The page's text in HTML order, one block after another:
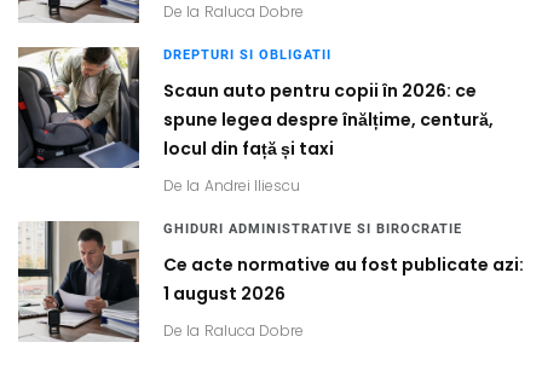
De la Raluca Dobre
DREPTURI SI OBLIGATII
Scaun auto pentru copii în 2026: ce
spune legea despre înălțime, centură,
locul din față și taxi
De la Andrei Iliescu
GHIDURI ADMINISTRATIVE SI BIROCRATIE
Ce acte normative au fost publicate azi:
1 august 2026
De la Raluca Dobre